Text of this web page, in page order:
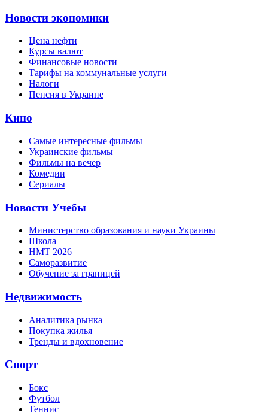
Новости экономики
Цена нефти
Курсы валют
Финансовые новости
Тарифы на коммунальные услуги
Налоги
Пенсия в Украине
Кино
Самые интересные фильмы
Украинские фильмы
Фильмы на вечер
Комедии
Сериалы
Новости Учебы
Министерство образования и науки Украины
Школа
НМТ 2026
Саморазвитие
Обучение за границей
Недвижимость
Аналитика рынка
Покупка жилья
Тренды и вдохновение
Спорт
Бокс
Футбол
Теннис